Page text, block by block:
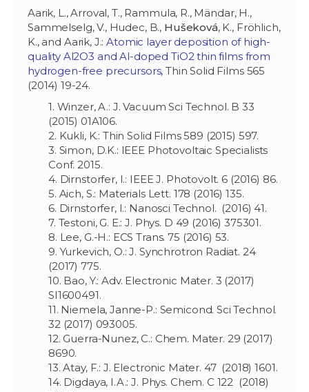
Aarik, L., Arroval, T., Rammula, R., Mändar, H.,
Sammelselg, V., Hudec, B., Hušeková, K., Fröhlich,
K., and Aarik, J.:Atomic layer deposition of high-
quality Al2O3 and Al-doped TiO2 thin films from
hydrogen-free precursors, Thin Solid Films 565
(2014) 19-24.
1. Winzer, A.: J. Vacuum Sci Technol. B 33
(2015) 01A106.
2. Kukli, K.: Thin Solid Films 589 (2015) 597.
3. Simon, D.K.: IEEE Photovoltaic Specialists
Conf. 2015.
4. Dirnstorfer, I.: IEEE J. Photovolt. 6 (2016) 86.
5. Aich, S.: Materials Lett. 178 (2016) 135.
6. Dirnstorfer, I.: Nanosci Technol. (2016) 41.
7. Testoni, G. E.: J. Phys. D 49 (2016) 375301.
8. Lee, G.-H.: ECS Trans. 75 (2016) 53.
9. Yurkevich, O.: J. Synchrotron Radiat. 24
(2017) 775.
10. Bao, Y.: Adv. Electronic Mater. 3 (2017)
SI1600491.
11. Niemela, Janne-P.: Semicond. Sci Technol.
32 (2017) 093005.
12. Guerra-Nunez, C.: Chem. Mater. 29 (2017)
8690.
13. Atay, F.: J. Electronic Mater. 47 (2018) 1601.
14. Digdaya, I.A.: J. Phys. Chem. C 122 (2018)